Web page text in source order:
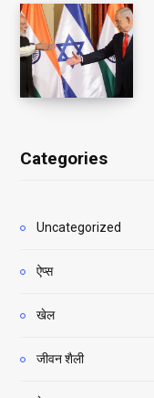
Categories
Uncategorized
ऐप्स
खेल
जीवन शैली